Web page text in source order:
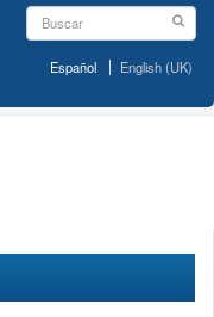
Español English (UK)